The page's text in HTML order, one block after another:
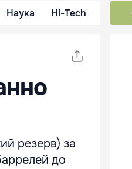
Наука Hi-Tech
резерв) за
до